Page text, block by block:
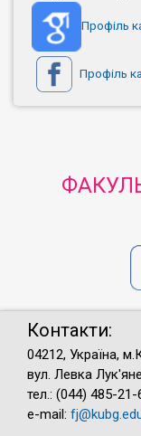
Профіль
Профіль
Контакти:
04212, Україна,
вул. Левка
тел.: (044) 485-21-
e-mail: